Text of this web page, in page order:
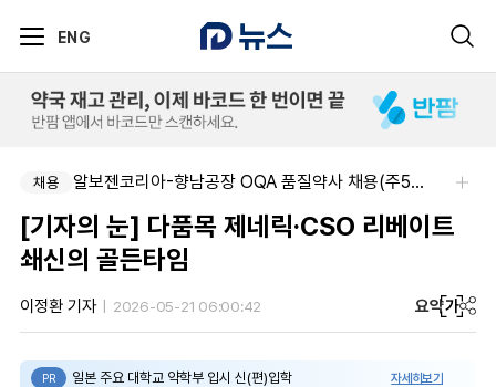
ENG
채용 알보젠코리아-향남공장 OQA 품질약사 채용(주5일/파트타임 가능)
[기자의 눈] 다품목 제네릭·CSO 리베이트
쇄신의 골든타임
이정환 기자 2026-05-21 06:00:42 요약가
PR 일본 주요 대학교 약학부 입시 신(편)입학 자세히보기